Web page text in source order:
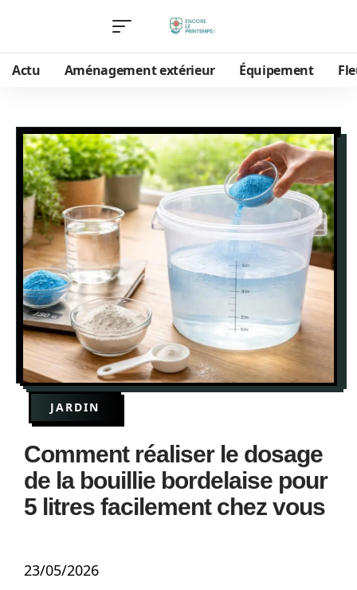
Actu Aménagement extérieur Équipement
JARDIN
Comment réaliser le dosage
de la bouillie bordelaise pour
5 litres facilement chez vous
23/05/2026